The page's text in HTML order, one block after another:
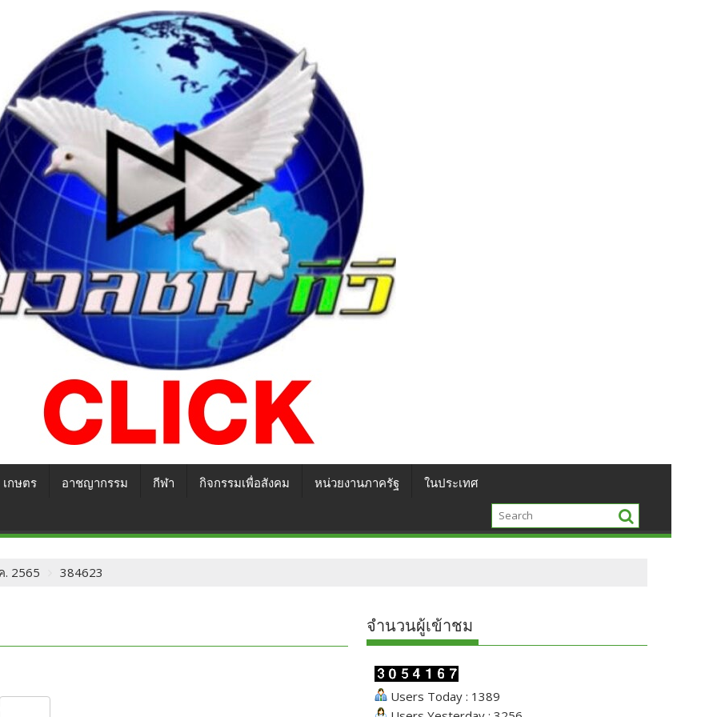
เกษตร อาชญากรรม กีฬา กิจกรรมเพื่อสังคม หน่วยงานภาครัฐ ในประเทศ
. 2565 384623
จำนวนผู้เข้าชม
Users Today : 1389